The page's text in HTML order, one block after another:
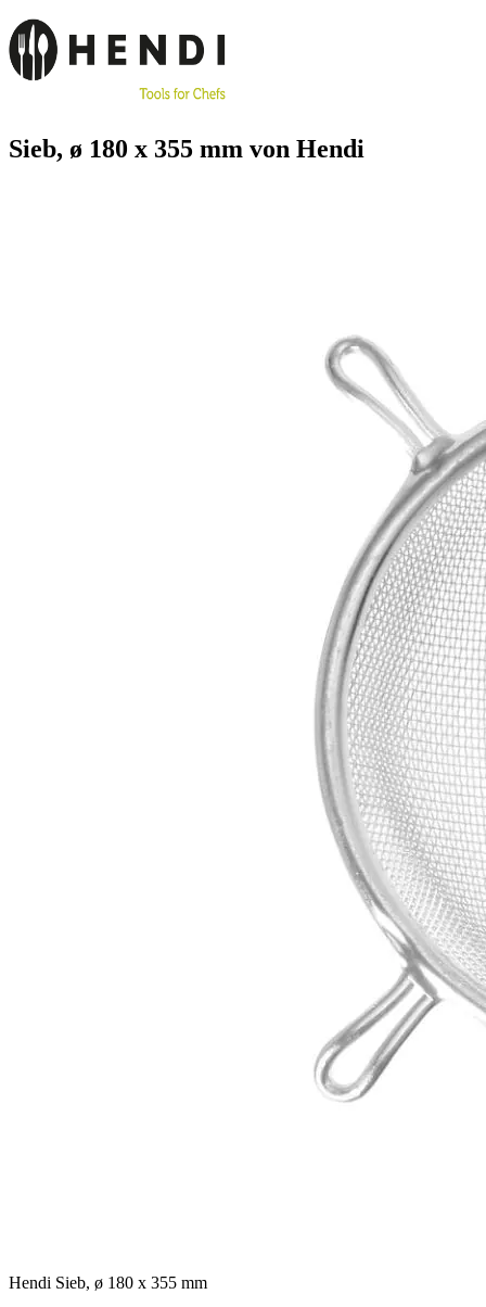
Sieb, ø 180 x 355 mm von Hendi
Hendi Sieb, ø 180 x 355 mm